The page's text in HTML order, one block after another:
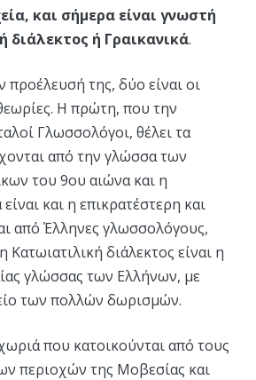
και σήμερα είναι γνωστή
διάλεκτος ή Γραικανικά.
της, δύο είναι οι
Η πρώτη, που την
Γλωσσολόγοι, θέλει τα
από την γλώσσα των
του 9ου αιώνα και η
και η επικρατέστερη και
από Έλληνες γλωσσολόγους,
Κατωιατιλική διάλεκτος είναι η
γλώσσας των Ελλήνων, με
των πολλών δωρισμών.
που κατοικούνται από τους
περιοχών της Μοβεσίας και